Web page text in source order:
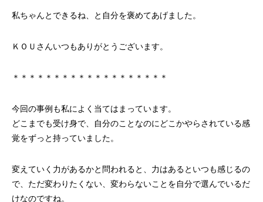
私ちゃんとできるね、と自分を褒めてあげました。
ＫＯＵさんいつもありがとうございます。
＊＊＊＊＊＊＊＊＊＊＊＊＊＊＊＊＊＊＊
今回の事例も私によく当てはまっています。
どこまでも受け身で、自分のことなのにどこかやらされている感
覚をずっと持っていました。
変えていく力があるかと問われると、力はあるといつも感じるの
で、ただ変わりたくない、変わらないことを自分で選んでいるだ
けなのですね。